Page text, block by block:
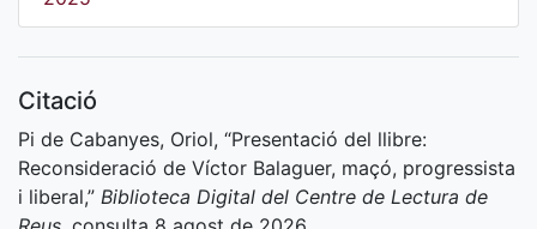
Citació
Pi de Cabanyes, Oriol, “Presentació del llibre:
Reconsideració de Víctor Balaguer, maçó, progressista
i liberal,” Biblioteca Digital del Centre de Lectura de